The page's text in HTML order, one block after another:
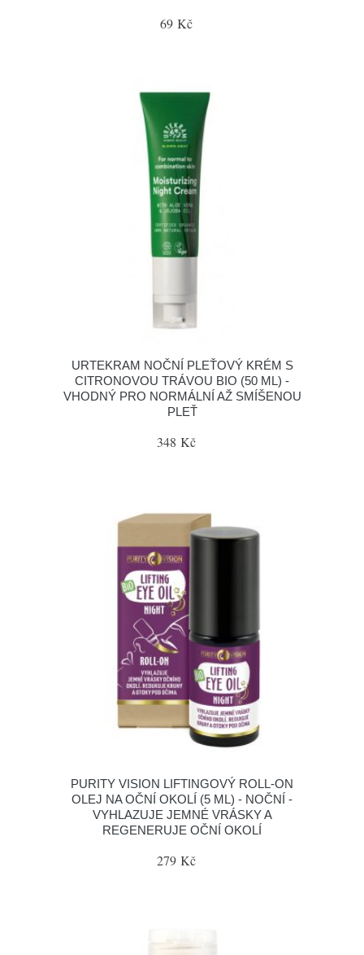
69 Kč
URTEKRAM NOČNÍ PLEŤOVÝ KRÉM S
CITRONOVOU TRÁVOU BIO (50 ML) -
VHODNÝ PRO NORMÁLNÍ AŽ SMÍŠENOU
PLEŤ
348 Kč
PURITY VISION LIFTINGOVÝ ROLL-ON
OLEJ NA OČNÍ OKOLÍ (5 ML) - NOČNÍ -
VYHLAZUJE JEMNÉ VRÁSKY A
REGENERUJE OČNÍ OKOLÍ
279 Kč